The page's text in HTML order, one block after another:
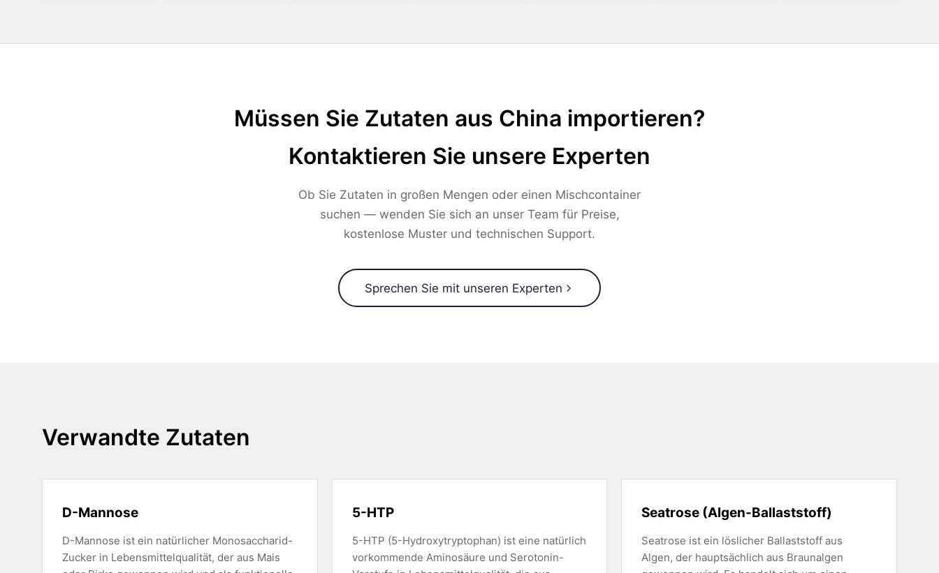
Müssen Sie Zutaten aus China importieren?
Kontaktieren Sie unsere Experten
Ob Sie Zutaten in großen Mengen oder einen Mischcontainer
suchen — wenden Sie sich an unser Team für Preise,
kostenlose Muster und technischen Support.
Sprechen Sie mit unseren Experten
Verwandte Zutaten
D-Mannose
D-Mannose ist ein natürlicher Monosaccharid-
Zucker in Lebensmittelqualität, der aus Mais
5-HTP
5-HTP (5-Hydroxytryptophan) ist eine natürlich
vorkommende Aminosäure und Serotonin-
Seatrose (Algen-Ballaststoff)
Seatrose ist ein löslicher Ballaststoff aus
Algen, der hauptsächlich aus Braunalgen